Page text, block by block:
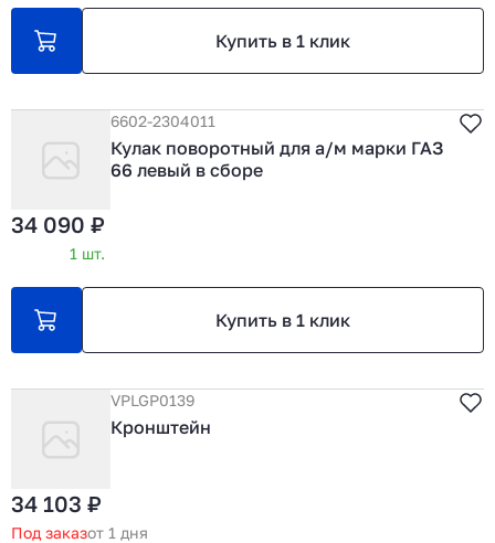
Купить в 1 клик
6602-2304011
Кулак поворотный для а/м марки ГАЗ
66 левый в сборе
34 090 ₽
1 шт.
Купить в 1 клик
VPLGP0139
Кронштейн
34 103 ₽
Под заказот 1 дня